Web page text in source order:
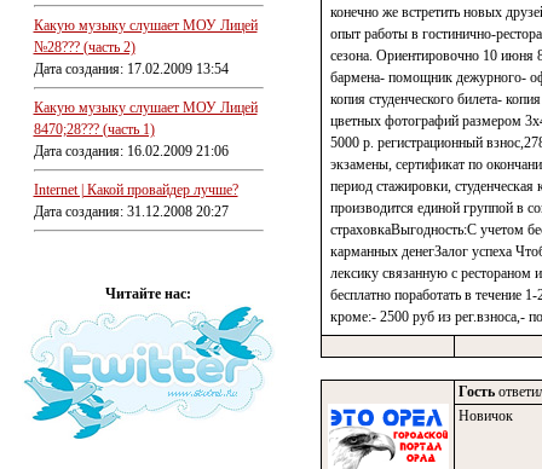
Какую музыку слушает МОУ Лицей
№28??? (часть 2)
Дата создания: 17.02.2009 13:54
Какую музыку слушает МОУ Лицей
8470;28??? (часть 1)
Дата создания: 16.02.2009 21:06
Internet | Какой провайдер лучше?
Дата создания: 31.12.2008 20:27
Читайте нас:
конечно же встретить новых
опыт работы в гостинично-
сезона. Ориентировочно 10
бармена- помощник дежурного-
копия студенческого билета-
цветных фотографий размером
5000 р. регистрационный
экзамены, сертификат по
период стажировки,
производится единой группой в
страховкаВыгодность:С учетом
карманных денегЗалог успеха
лексику связанную с рестораном
бесплатно поработать в течение
кроме:- 2500 руб из рег.взноса,-
Гость
Новичок